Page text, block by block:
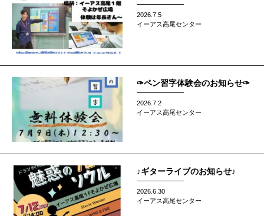
2026.7.5
イーアス高尾センター
✑ペン習字体験会のお知らせ✑
2026.7.2
イーアス高尾センター
♪ギターライブのお知らせ♪
2026.6.30
イーアス高尾センター